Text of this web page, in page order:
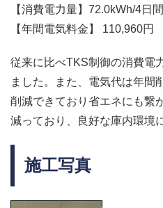
【消費電力量】72.0kWh/4日
【年間電気料金】 110,960円
従来に比べTKS制御の消費電
ました。また、電気代は年間
削減できており省エネにも繋
減っており、良好な庫内環境
施工写真